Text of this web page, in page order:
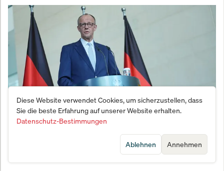
Bitteres Renten-Beben und Steuer-Täuschung:
Steht die Regierung Merz nach der Placebo-Reform
Diese Website verwendet Cookies, um sicherzustellen, dass
Sie die beste Erfahrung auf unserer Website erhalten.
Datenschutz-Bestimmungen
Annehmen
Ablehnen